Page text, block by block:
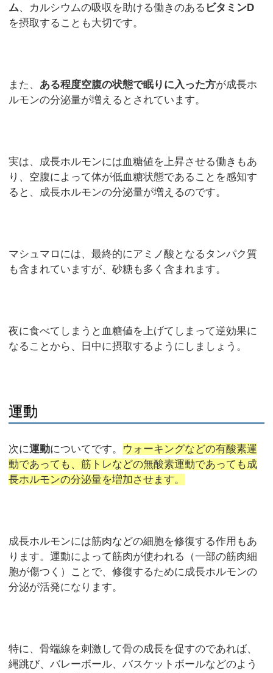
ム、カルシウムの吸収を助ける働きのある ビタミンD
を摂取することも大切です。
また、 ある程度空腹の状態で眠りに入った方が成長ホ
ルモンの分泌量が増えるとされています。
実は、成長ホルモンには血糖値を上昇させる働きもあ
り、空腹によって体が低血糖状態であることを感知す
ると、成長ホルモンの分泌量が増えるのです。
マシュマロには、最終的にアミノ酸となるタンパク質
も含まれていますが、砂糖も多く含まれます。
夜に食べてしまうと血糖値を上げてしまって逆効果に
なることから、日中に摂取するようにしましょう。
運動
次に運動についてです。 ウォーキングなどの有酸素運
動であっても、筋トレなどの無酸素運動であっても成
長ホルモンの分泌量を増加させます。
成長ホルモンには筋肉などの細胞を修復する作用もあ
ります。運動によって筋肉が使われる（一部の筋肉細
胞が傷つく）ことで、修復するために成長ホルモンの
分泌が活発になります。
特に、骨端線を刺激して骨の成長を促すのであれば、
縄跳び、バレーボール、バスケットボールなどのよう